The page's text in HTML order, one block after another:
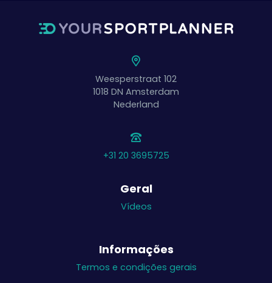
Weesperstraat 102
1018 DN Amsterdam
Nederland
+31 20 3695725
Geral
Vídeos
Informações
Termos e condições gerais